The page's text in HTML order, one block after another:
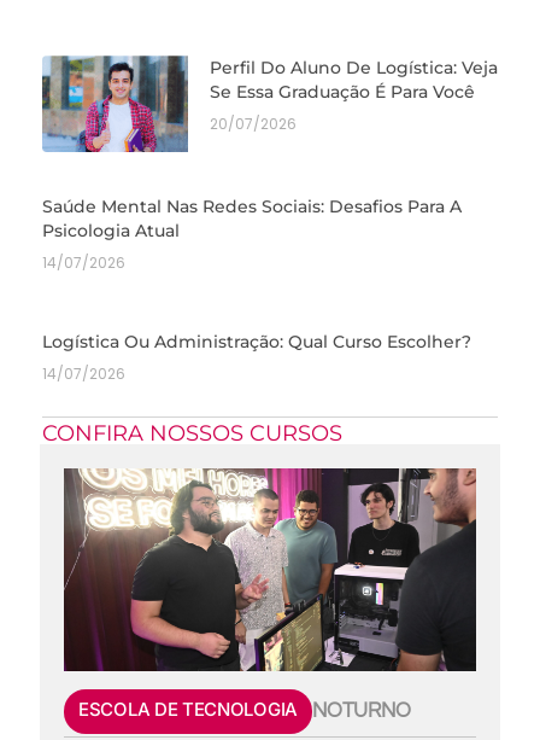
Perfil Do Aluno De Logística: Veja
Se Essa Graduação É Para Você
20/07/2026
Saúde Mental Nas Redes Sociais: Desafios Para A
Psicologia Atual
14/07/2026
Logística Ou Administração: Qual Curso Escolher?
14/07/2026
CONFIRA NOSSOS CURSOS
ESCOLA DE TECNOLOGIA NOTURNO